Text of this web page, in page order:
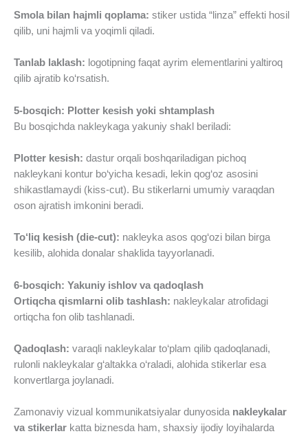
Smola bilan hajmli qoplama: stiker ustida “linza” effekti hosil
qilib, uni hajmli va yoqimli qiladi.
Tanlab laklash: logotipning faqat ayrim elementlarini yaltiroq
qilib ajratib ko‘rsatish.
5-bosqich: Plotter kesish yoki shtamplash
Bu bosqichda nakleykaga yakuniy shakl beriladi:
Plotter kesish: dastur orqali boshqariladigan pichoq
nakleykani kontur bo‘yicha kesadi, lekin qog‘oz asosini
shikastlamaydi (kiss-cut). Bu stikerlarni umumiy varaqdan
oson ajratish imkonini beradi.
To‘liq kesish (die-cut): nakleyka asos qog‘ozi bilan birga
kesilib, alohida donalar shaklida tayyorlanadi.
6-bosqich: Yakuniy ishlov va qadoqlash
Ortiqcha qismlarni olib tashlash: nakleykalar atrofidagi
ortiqcha fon olib tashlanadi.
Qadoqlash: varaqli nakleykalar to‘plam qilib qadoqlanadi,
rulonli nakleykalar g‘altakka o‘raladi, alohida stikerlar esa
konvertlarga joylanadi.
Zamonaviy vizual kommunikatsiyalar dunyosida nakleykalar
va stikerlar katta biznesda ham, shaxsiy ijodiy loyihalarda